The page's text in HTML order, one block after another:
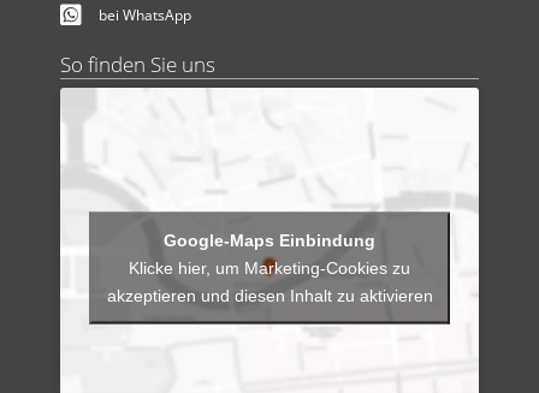
bei WhatsApp
So finden Sie uns
Klicke hier, um Marketing-Cookies zu
akzeptieren und diesen Inhalt zu aktivieren